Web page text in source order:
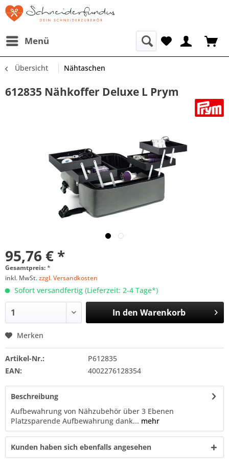
Menü
Übersicht Nähtaschen
612835 Nähkoffer Deluxe L Prym
95,76 € *
Gesamtpreis:*
inkl. MwSt.zzgl. Versandkosten
Sofort versandfertig (Lieferzeit: 2-4 Tage*)
In den Warenkorb
Merken
Artikel-Nr.:
P612835
EAN:
4002276128354
Beschreibung
Aufbewahrung von Nähzubehör über 3 Ebenen
Platzsparende Aufbewahrung dank... mehr
Kunden haben sich ebenfalls angesehen